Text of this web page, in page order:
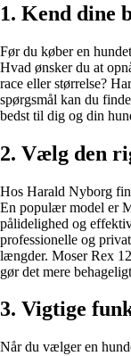
1. Kend dine
Før du køber en
Hvad ønsker du at
race eller størrelse?
spørgsmål kan du
bedst til dig og din
2. Vælg den
Hos Harald Nyborg
En populær model er
pålidelighed og
professionelle og
længder. Moser Rex
gør det mere
3. Vigtige
Når du vælger en